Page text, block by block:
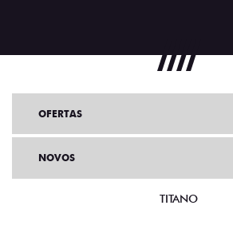
OFERTAS
NOVOS
TITANO